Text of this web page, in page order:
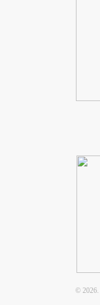
© 2026.